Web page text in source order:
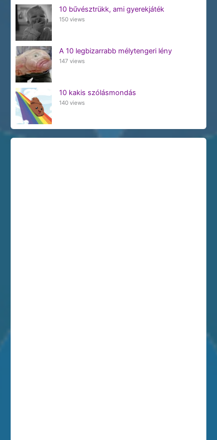
10 bűvésztrükk, ami gyerekjáték
150 views
A 10 legbizarrabb mélytengeri lény
147 views
10 kakis szólásmondás
140 views